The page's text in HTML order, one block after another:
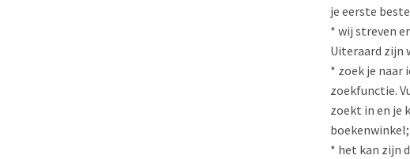
je eerste
* wij streven
Uiteraard zijn
* zoek je naar
zoekfunctie.
zoekt in en je
boekenwinkel;
* het kan zijn